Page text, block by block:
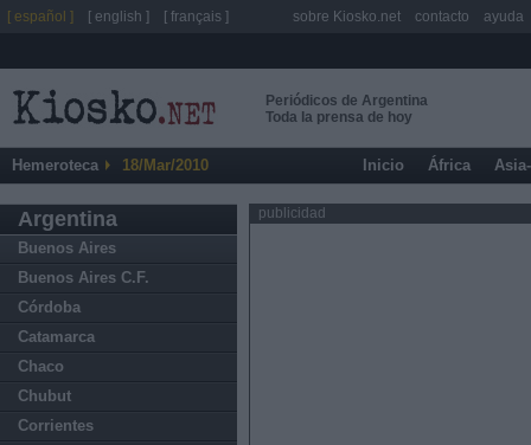
Periódicos de Argentina
Toda la prensa de hoy
Hemeroteca 18/Mar/2010 Inicio África
Argentina
Buenos Aires
Buenos Aires C.F.
Córdoba
Catamarca
Chaco
Chubut
Corrientes
publicidad
[ español ] [ english ] [ français ] sobre Kiosko.net contacto ayuda